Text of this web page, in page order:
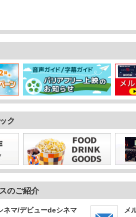
マン：ブランド・ニ
SPICEカード” を7/
シネマ】『映画ちい
ンスターズ』他夏の
安心！家族で楽しめ
ンと約束の星』で映
映画祭16 デジタルで
プロポーズプラン】
カードご利用時の本
お知らせ】
ク
のご紹介
ネマ/デビューdeシネマ メ